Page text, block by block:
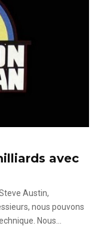
avec
Austin,
nous pouvons
Nous...